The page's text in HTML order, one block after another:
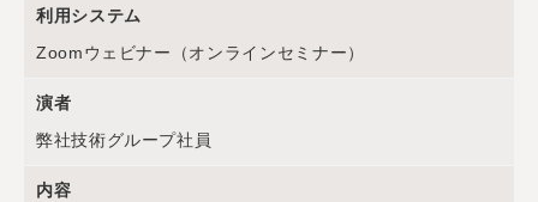
利用システム
Zoomウェビナー（オンラインセミナー）
演者
弊社技術グループ社員
内容